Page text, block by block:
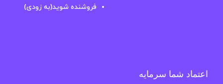
فروشنده شوید(به زودی)
اعتماد شما سرمایه